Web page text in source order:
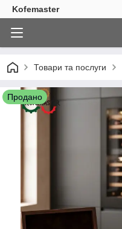
Kofemaster
Товари та послуги
Продано